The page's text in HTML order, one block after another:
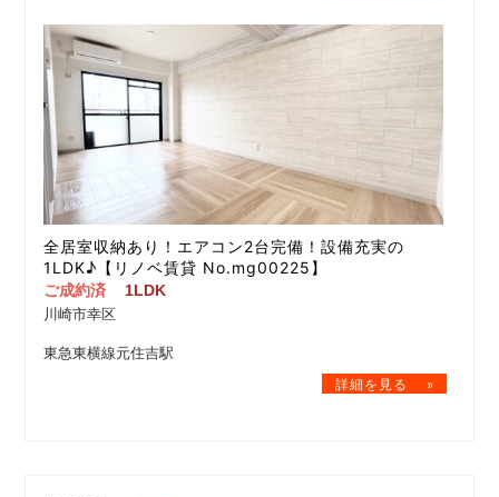
全居室収納あり！エアコン2台完備！設備充実の
1LDK♪【リノベ賃貸 No.mg00225】
ご成約済
1LDK
川崎市幸区
東急東横線元住吉駅